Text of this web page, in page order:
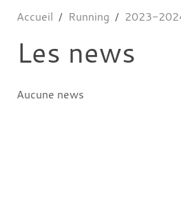
Accueil Running 2023-
Les news
Aucune news